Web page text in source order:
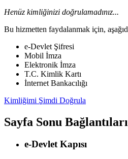
Henüz kimliğinizi doğrulamadınız...
Bu hizmetten faydalanmak için,
e-Devlet Şifresi
Mobil İmza
Elektronik İmza
T.C. Kimlik Kartı
İnternet Bankacılığı
Kimliğimi Şimdi Doğrula
Sayfa Sonu Bağlantıları
e-Devlet Kapısı